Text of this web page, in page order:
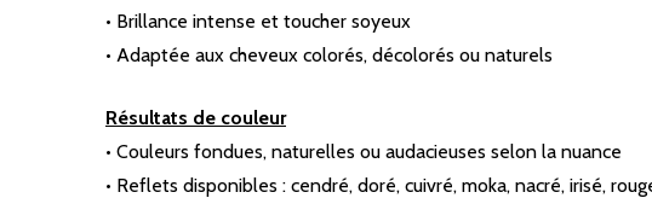
• Brillance intense et toucher soyeux
• Adaptée aux cheveux colorés, décolorés ou naturels
Résultats de couleur
• Couleurs fondues, naturelles ou audacieuses selon la nuance
• Reflets disponibles : cendré, doré, cuivré, moka, nacré, irisé,